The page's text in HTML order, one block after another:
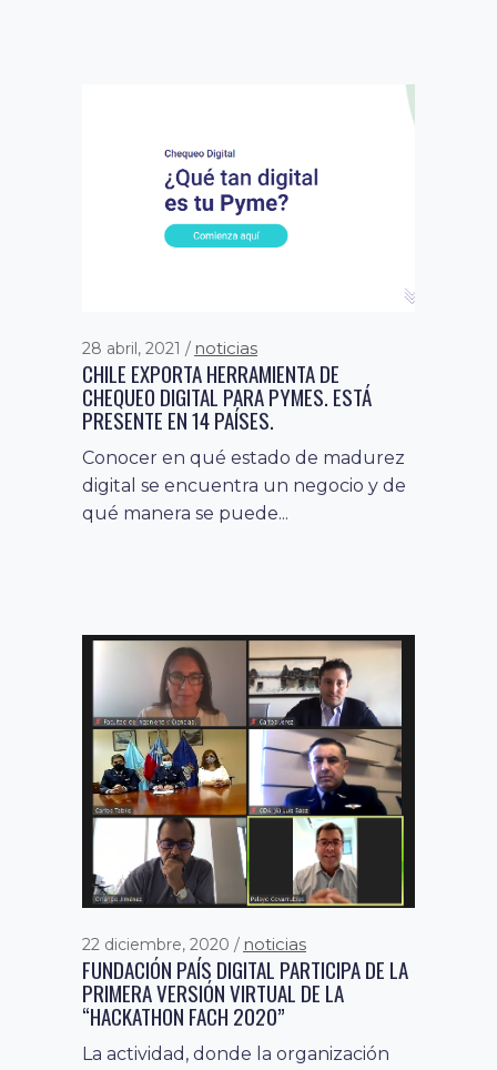
28 abril, 2021 noticias
CHILE EXPORTA HERRAMIENTA DE
CHEQUEO DIGITAL PARA PYMES. ESTÁ
PRESENTE EN 14 PAÍSES.
Conocer en qué estado de madurez
digital se encuentra un negocio y de
qué manera se puede...
22 diciembre, 2020 noticias
FUNDACIÓN PAÍS DIGITAL PARTICIPA DE LA
PRIMERA VERSIÓN VIRTUAL DE LA
“HACKATHON FACH 2020”
La actividad, donde la organización
24 febrero, 2020 noticias
RED SALUD E INTERSYSTEMS SELLAN
ALIANZA PARA IMPULSAR MODERNO
SISTEMA DE INFORMACIÓN HOSPITALARIA
Se trata de un sistema de registro
clínico electrónico de pacientes
unificado, que además incluye
economía digital, noticias
PRESIDENTE PIÑERA EN SUMMIT PAÍS
DIGITAL: «DEBEMOS PREPARARNOS DE
MANERA MÁS ÁGIL Y DINÁMICO PARA LA
REVOLUCIÓN DIGITAL»